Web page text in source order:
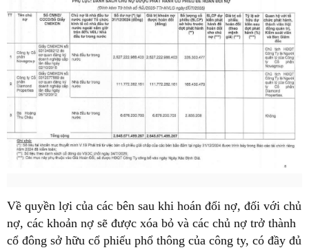
Về quyền lợi của các bên sau khi hoán đổi nợ, đối với chủ
nợ, các khoản nợ sẽ được xóa bỏ và các chủ nợ trở thành
cổ đông sở hữu cổ phiếu phổ thông của công ty, có đầy đủ